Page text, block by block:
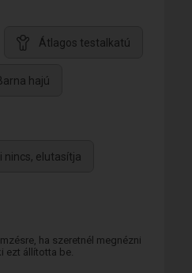
Átlagos testalkatú
hajú
nincs, elutasítja
ha szeretnél megnézni
ezt állította be.